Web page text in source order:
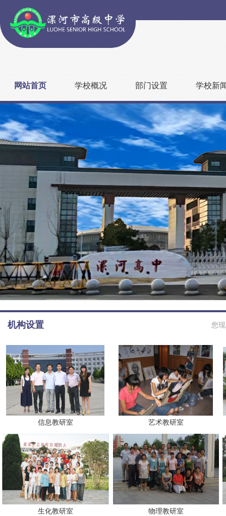
网站首页 学校概况 部门设置 学校新
您
机构设置
信息教研室 艺术教研室
生化教研室 物理教研室